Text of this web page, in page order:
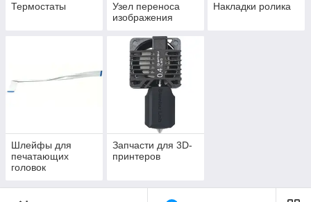
Термостаты
Узел переноса
изображения
Накладки ролика
Шлейфы для
печатающих
головок
Запчасти для 3D-
принтеров